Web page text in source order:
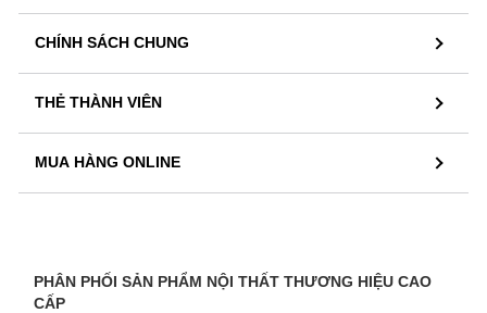
CHÍNH SÁCH CHUNG
THẺ THÀNH VIÊN
MUA HÀNG ONLINE
PHÂN PHỐI SẢN PHẨM NỘI THẤT THƯƠNG HIỆU CAO
CẤP